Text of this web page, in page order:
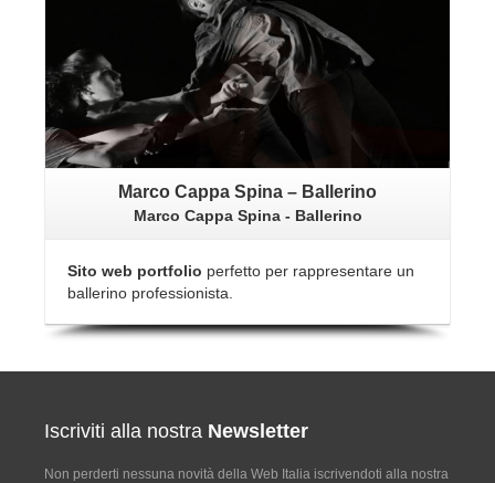
Marco Cappa Spina – Ballerino
Marco Cappa Spina - Ballerino
Sito web portfolio perfetto per rappresentare un
ballerino professionista.
Iscriviti alla nostra Newsletter
Non perderti nessuna novità della Web Italia iscrivendoti alla nostra